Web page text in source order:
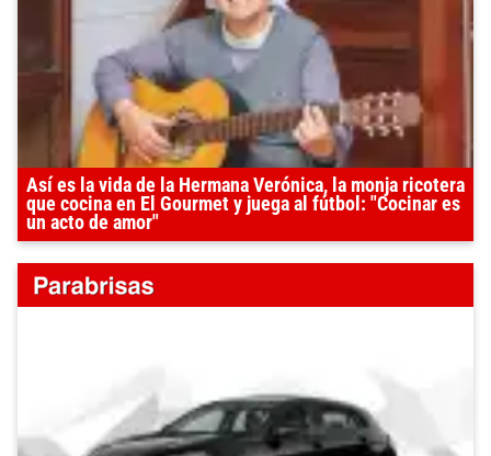
Así es la vida de la Hermana Verónica, la monja ricotera
que cocina en El Gourmet y juega al fútbol: "Cocinar es
un acto de amor"